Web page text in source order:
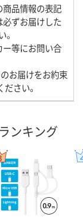
商品情報の表記
必ずお届けした
ー等にお問い合
のお届けをお約束
さい。
ンキング